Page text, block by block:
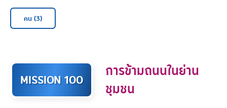
ทุกประเภท
(100)
(59)
คน (3)
MISSION 100
การข้ามถนนในย่าน
ชุมชน